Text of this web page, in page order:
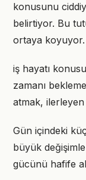
konusunu
belirtiyor. Bu
ortaya koyuyor.
iş hayatı
zamanı
atmak,
Gün içindeki
büyük
gücünü hafife